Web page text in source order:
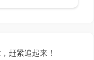
赶紧追起来！